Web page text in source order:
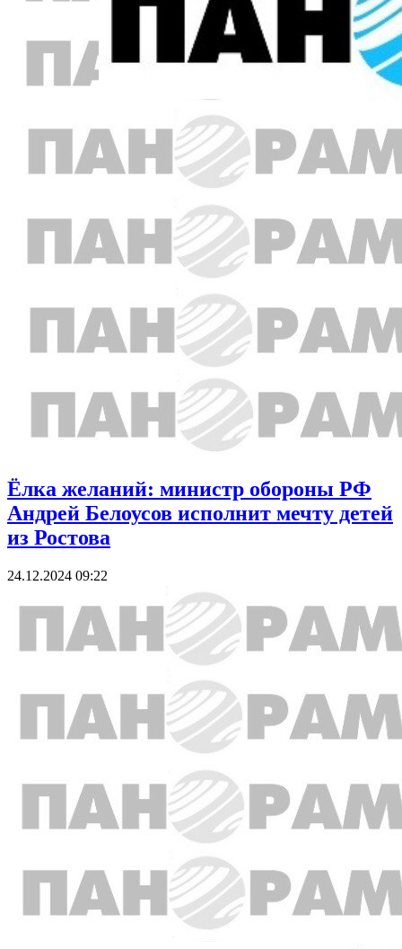
Ёлка желаний: министр обороны РФ
Андрей Белоусов исполнит мечту детей
из Ростова
24.12.2024 09:22